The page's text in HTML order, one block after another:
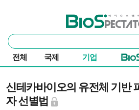
바이오스펙테이터
통
합
검
색
전체 국제 기업
신테카바이오의 유전체 기반
자 선별법